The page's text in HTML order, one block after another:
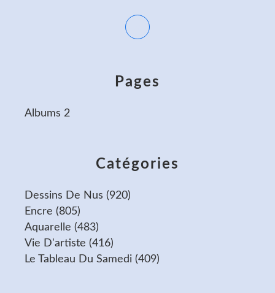
Catégories
Dessins De Nus (920)
Encre (805)
Aquarelle (483)
Vie D'artiste (416)
Le Tableau Du Samedi (409)
Pages
Albums 2